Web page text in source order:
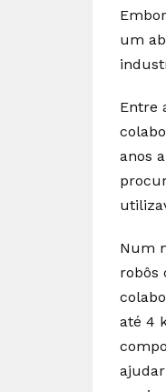
um
Entre
anos
Num
robôs
até 4